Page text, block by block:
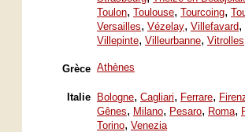
Toulon, Toulouse, Tourcoing,
Versailles, Vézelay, Villefavard,
Villepinte, Villeurbanne, Vitrolles
Grèce Athènes
Italie Bologne, Cagliari, Ferrare,
Gênes, Milano, Pesaro, Roma,
Torino, Venezia